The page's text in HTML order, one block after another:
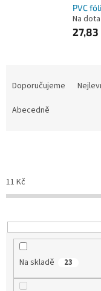
PVC
Na
27,83
o
d
k
t
Doporučujeme
Abecedně
11 Kč
Na skladě 23